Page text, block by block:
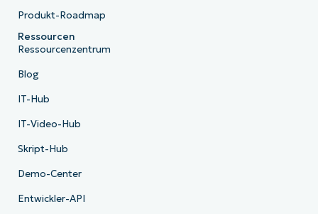
Produkt-Roadmap
Ressourcen
Ressourcenzentrum
Blog
IT-Hub
IT-Video-Hub
Skript-Hub
Demo-Center
Entwickler-API